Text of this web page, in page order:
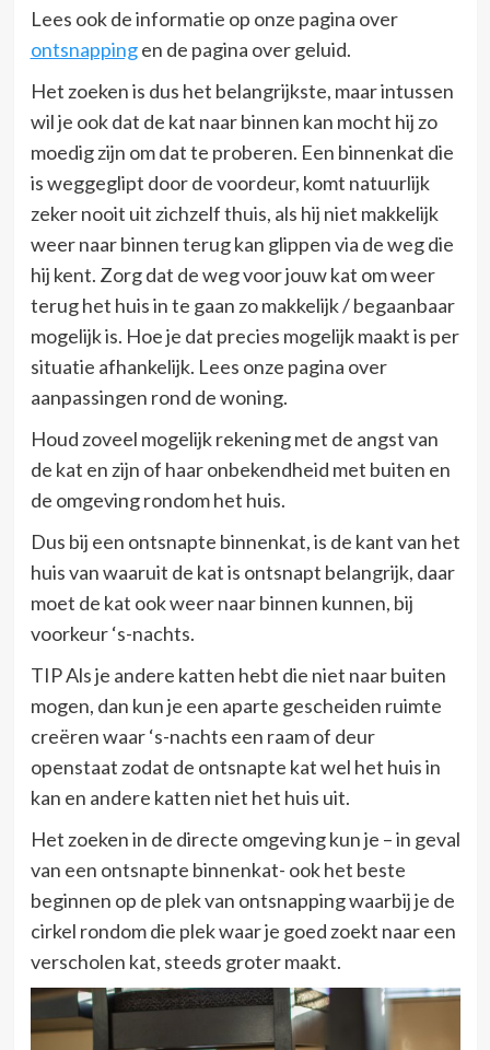
Lees ook de informatie op onze pagina over
ontsnappingen de pagina over geluid.
Het zoeken is dus het belangrijkste, maar intussen
wil je ook dat de kat naar binnen kan mocht hij zo
moedig zijn om dat te proberen. Een binnenkat die
is weggeglipt door de voordeur, komt natuurlijk
zeker nooit uit zichzelf thuis, als hij niet makkelijk
weer naar binnen terug kan glippen via de weg die
hij kent. Zorg dat de weg voor jouw kat om weer
terug het huis in te gaan zo makkelijk / begaanbaar
mogelijk is. Hoe je dat precies mogelijk maakt is per
situatie afhankelijk. Lees onze pagina over
aanpassingen rond de woning.
Houd zoveel mogelijk rekening met de angst van
de kat en zijn of haar onbekendheid met buiten en
de omgeving rondom het huis.
Dus bij een ontsnapte binnenkat, is de kant van het
huis van waaruit de kat is ontsnapt belangrijk, daar
moet de kat ook weer naar binnen kunnen, bij
voorkeur ‘s-nachts.
TIP Als je andere katten hebt die niet naar buiten
mogen, dan kun je een aparte gescheiden ruimte
creëren waar ‘s-nachts een raam of deur
openstaat zodat de ontsnapte kat wel het huis in
kan en andere katten niet het huis uit.
Het zoeken in de directe omgeving kun je – in geval
van een ontsnapte binnenkat- ook het beste
beginnen op de plek van ontsnapping waarbij je de
cirkel rondom die plek waar je goed zoekt naar een
verscholen kat, steeds groter maakt.